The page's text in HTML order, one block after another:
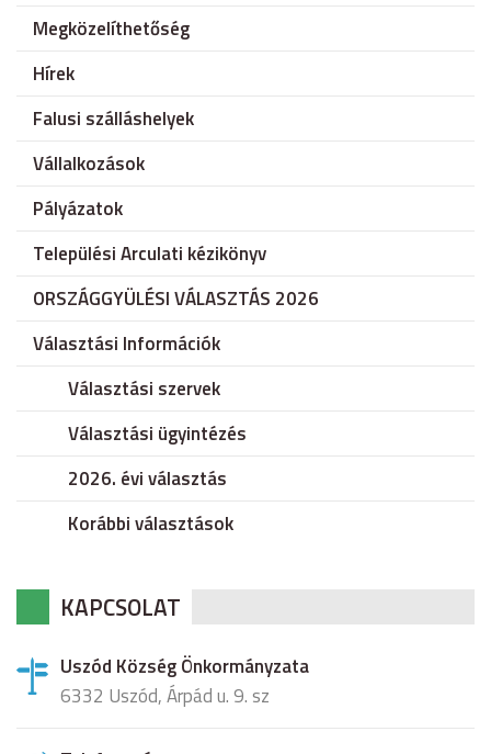
Megközelíthetőség
Hírek
Falusi szálláshelyek
Vállalkozások
Pályázatok
Települési Arculati kézikönyv
ORSZÁGGYÜLÉSI VÁLASZTÁS 2026
Választási Információk
Választási szervek
Választási ügyintézés
2026. évi választás
Korábbi választások
KAPCSOLAT
Uszód Község Önkormányzata
6332 Uszód, Árpád u. 9. sz